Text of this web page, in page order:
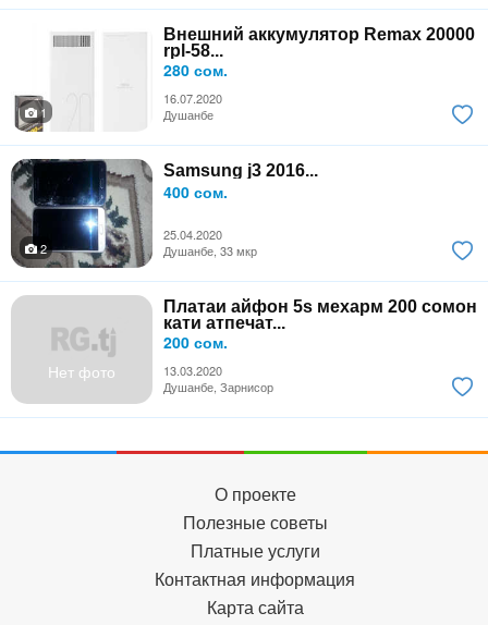
Внешний аккумулятор Remax 20000
rpl-58...
280 сом.
16.07.2020
1
Душанбе
Samsung j3 2016...
400 сом.
25.04.2020
2
Душанбе, 33 мкр
Нет фото
Платаи айфон 5s мехарм 200 сомон
кати атпечат...
200 сом.
13.03.2020
Душанбе, Зарнисор
О проекте
Полезные советы
Платные услуги
Контактная информация
Карта сайта